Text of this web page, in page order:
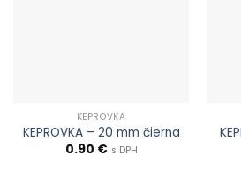
KEPROVKA
KEPROVKA – 20 mm čierna
0.90 € s DPH